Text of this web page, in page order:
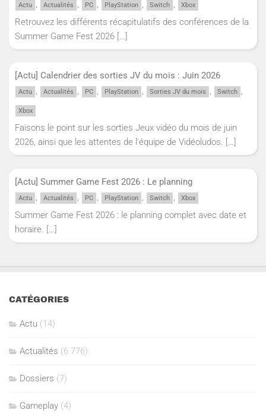
Actu Actualités PC PlayStation Switch Xbox
Retrouvez les différents récapitulatifs des conférences de la
Summer Game Fest 2026 […]
[Actu] Calendrier des sorties JV du mois : Juin 2026
Actu , Actualités , PC , PlayStation , Sorties JV du mois , Switch ,
Xbox
Faisons le point sur les sorties Jeux vidéo du mois de juin
2026, ainsi que les attentes de l'équipe de Vidéoludos. […]
[Actu] Summer Game Fest 2026 : Le planning
Actu Actualités PC PlayStation Switch Xbox
Summer Game Fest 2026 : le planning complet avec date et
horaire.
[…]
CATÉGORIES
Actu (14)
Actualités (6 776)
Dossiers (7)
Gameplay (4)